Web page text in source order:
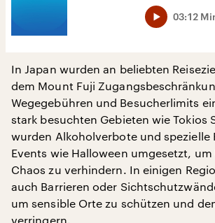
03:12
In Japan wurden an beliebten
dem Mount Fuji
Wegegebühren und Besucherlimits
stark besuchten Gebieten wie Tokios
wurden Alkoholverbote und spezielle
Events wie Halloween umgesetzt,
Chaos zu verhindern. In einigen
auch Barrieren oder
um sensible Orte zu schützen und
verringern.